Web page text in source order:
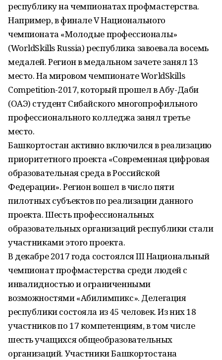
республику на чемпионатах профмастерства.
Например, в финале V Национального
чемпионата «Молодые профессионалы»
(WorldSkills Russia) республика завоевала восемь
медалей. Регион в медальном зачете занял 13
место. На мировом чемпионате WorldSkills
Competition-2017, который прошел в Абу-Даби
(ОАЭ) студент Сибайского многопрофильного
профессионального колледжа занял третье
место.
Башкортостан активно включился в реализацию
приоритетного проекта «Современная цифровая
образовательная среда в Российской
Федерации». Регион вошел в число пяти
пилотных субъектов по реализации данного
проекта. Шесть профессиональных
образовательных организаций республики стали
участниками этого проекта.
В декабре 2017 года состоялся III Национальный
чемпионат профмастерства среди людей с
инвалидностью и ограниченными
возможностями «Абилимпикс». Делегация
республики состояла из 45 человек. Из них 18
участников по 17 компетенциям, в том числе
шесть учащихся общеобразовательных
организаций. Участники Башкортостана